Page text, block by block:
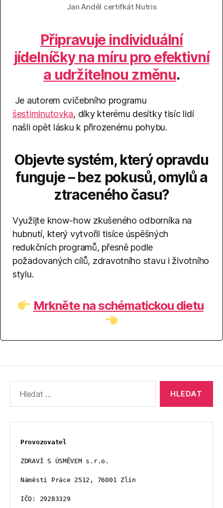
Jan Anděl certifkát Nutris
Připravuje individuální
jídelníčky na míru pro efektivní
a udržitelnou změnu.
Je autorem cvičebního programu
šestiminutovka, díky kterému desítky tisíc lidí
našli opět lásku k přirozenému pohybu.
Objevte systém, který opravdu
funguje – bez pokusů, omylů a
ztraceného času?
Využijte know-how zkušeného odborníka na
hubnutí, který vytvořil tisíce úspěšných
redukčních programů, přesně podle
požadovaných cílů, zdravotního stavu i životního
stylu.
Mrkněte na schématickou dietu
vyhledávání:
Provozovatel
ZDRAVÍ S ÚSMĚVEM s.r.o.
Náměstí Práce 2512, 76001 Zlín
IČO: 29283329